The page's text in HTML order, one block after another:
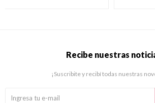
Recibe nuestras
¡Suscribite y recibí todas nuestras